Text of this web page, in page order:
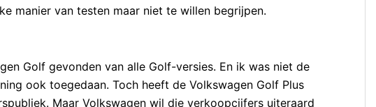
manier van testen maar niet te willen begrijpen.
Golf gevonden van alle Golf-versies. En ik was niet de
ook toegedaan. Toch heeft de Volkswagen Golf Plus
Maar Volkswagen wil die verkoopcijfers uiteraard